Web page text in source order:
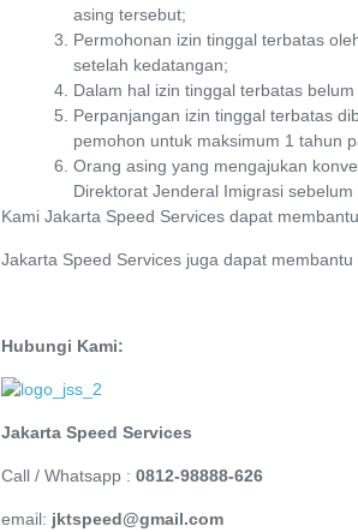
asing tersebut;
Permohonan izin tinggal terbatas
setelah kedatangan;
Dalam hal izin tinggal terbatas
Perpanjangan izin tinggal terbatas
pemohon untuk maksimum 1 tahun
Orang asing yang mengajukan
Direktorat Jenderal Imigrasi sebelum
Kami Jakarta Speed Services dapat
Jakarta Speed Services juga dapat membantu
Hubungi Kami:
Jakarta Speed Services
Call / Whatsapp : 0812-98888-626
email: jktspeed@gmail.com